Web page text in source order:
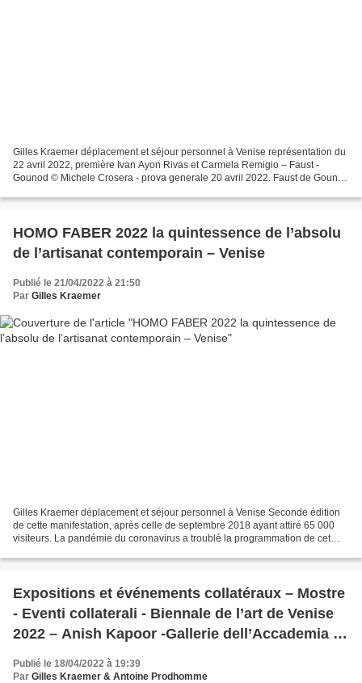
Gilles Kraemer déplacement et séjour personnel à Venise représentation du
22 avril 2022, première Ivan Ayon Rivas et Carmela Remigio – Faust -
Gounod © Michele Crosera - prova generale 20 avril 2022. Faust de Gounod
HOMO FABER 2022 la quintessence de l’absolu
de l’artisanat contemporain – Venise
Publié le 21/04/2022 à 21:50
Par Gilles Kraemer
Gilles Kraemer déplacement et séjour personnel à Venise Seconde édition
de cette manifestation, après celle de septembre 2018 ayant attiré 65 000
visiteurs. La pandémie du coronavirus a troublé la programmation de cet
Expositions et événements collatéraux – Mostre
- Eventi collaterali - Biennale de l’art de Venise
2022 – Anish Kapoor -Gallerie dell’Accademia –
Publié le 18/04/2022 à 19:39
Par Gilles Kraemer & Antoine Prodhomme